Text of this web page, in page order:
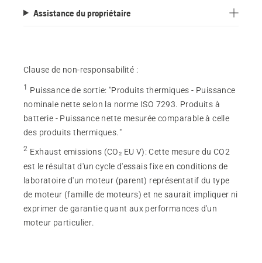
Assistance du propriétaire
Clause de non-responsabilité :
1 Puissance de sortie: "Produits thermiques - Puissance
nominale nette selon la norme ISO 7293. Produits à
batterie - Puissance nette mesurée comparable à celle
des produits thermiques."
2 Exhaust emissions (CO₂ EU V):Cette mesure du CO2
est le résultat d'un cycle d'essais fixe en conditions de
laboratoire d'un moteur (parent) représentatif du type
de moteur (famille de moteurs) et ne saurait impliquer ni
exprimer de garantie quant aux performances d'un
moteur particulier.